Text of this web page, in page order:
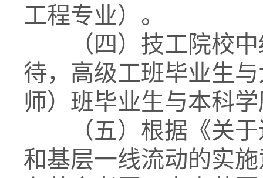
工程专业）。
（四）技工院校中
待，高级工班毕业生
师）班毕业生与本科
（五）根据《关于
和基层一线流动的实